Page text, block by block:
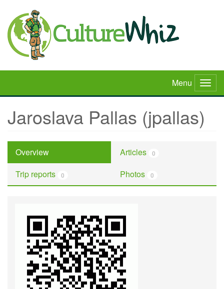
main
content
Menu
Jaroslava Pallas (jpallas)
Overview Articles 0
Trip reports 0 Photos 0